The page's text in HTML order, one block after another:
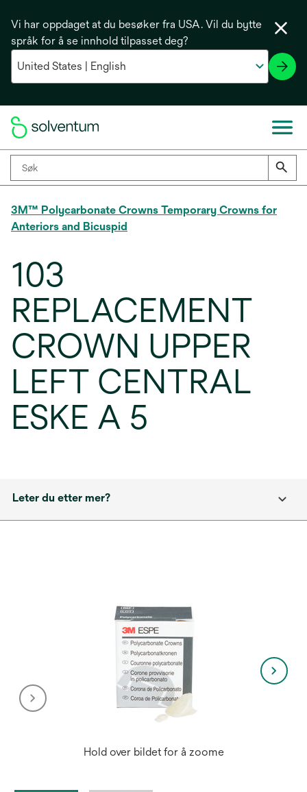
Vi har oppdaget at du besøker fra USA. Vil du bytte
språk for å se innhold tilpasset deg?
3M™ Polycarbonate Crowns Temporary Crowns for
Anteriors and Bicuspid
103
REPLACEMENT
CROWN UPPER
LEFT CENTRAL
ESKE A 5
Leter du etter mer?
Hold over bildet for å zoome